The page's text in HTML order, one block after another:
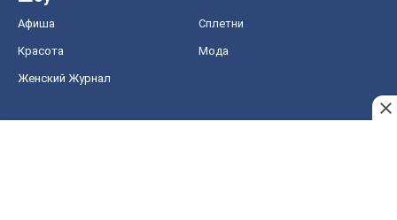
Афиша Сплетни
Красота Мода
Женский Журнал